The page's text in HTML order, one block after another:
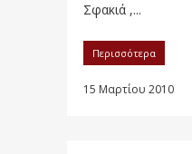
Σφακιά ,...
Περισσότερα
15 Μαρτίου 2010